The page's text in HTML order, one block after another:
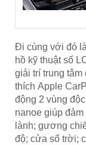
Đi cùng với đó
hồ kỹ thuật số
giải trí trung
thích Apple
động 2 vùng
nanoe giúp
lành; gương
độ; cửa sổ trời;